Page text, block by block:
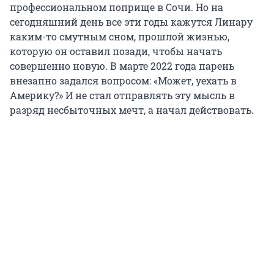
профессиональном поприще в Сочи. Но на
сегодняшний день все эти годы кажутся Линару
каким-то смутным сном, прошлой жизнью,
которую он оставил позади, чтобы начать
совершенно новую. В марте 2022 года парень
внезапно задался вопросом: «Может, уехать в
Америку?» И не стал отправлять эту мысль в
разряд несбыточных мечт, а начал действовать.